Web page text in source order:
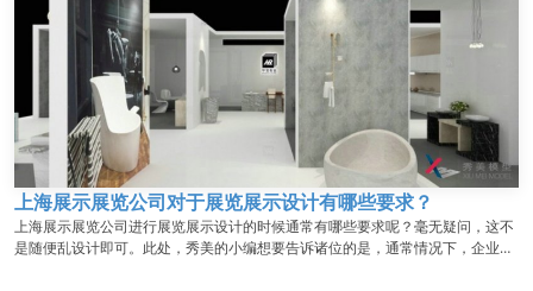
上海展示展览公司对于展览展示设计有哪些要求？
上海展示展览公司进行展览展示设计的时候通常有哪些要求呢？毫无疑问，这不
是随便乱设计即可。此处，秀美的小编想要告诉诸位的是，通常情况下，企业在